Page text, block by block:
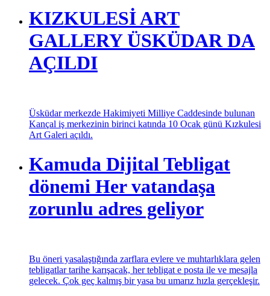
KIZKULESİ ART
GALLERY ÜSKÜDAR DA
AÇILDI
Üsküdar merkezde Hakimiyeti Milliye Caddesinde bulunan
Kançal iş merkezinin birinci katında 10 Ocak günü Kızkulesi
Kamuda Dijital Tebligat
dönemi Her vatandaşa
zorunlu adres geliyor
Bu öneri yasalaştığında zarflara evlere ve muhtarlıklara gelen